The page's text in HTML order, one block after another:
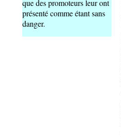
que des promoteurs leur ont
présenté comme étant sans
danger.